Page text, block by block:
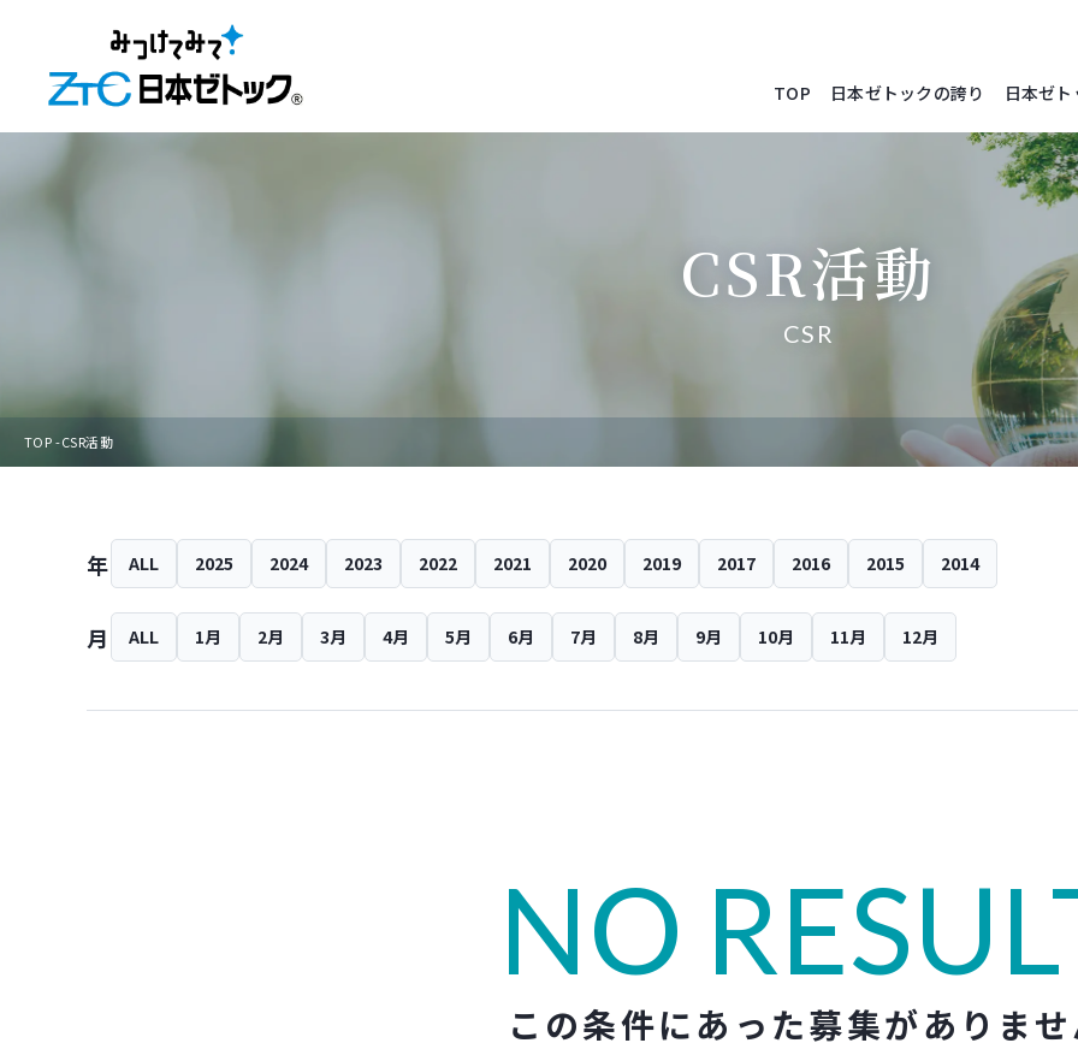
TOP 日本ゼトックの誇り 日本ゼ
CSR活動
CSR
TOP CSR活動
年 ALL 2025 2024 2023 2022 2021 2020 2019 2017 2016 2015 2014
月 ALL 1月 2月 3月 4月 5月 6月 7月 8月 9月 10月 11月 12月
NO
この条件にあった募集がありま